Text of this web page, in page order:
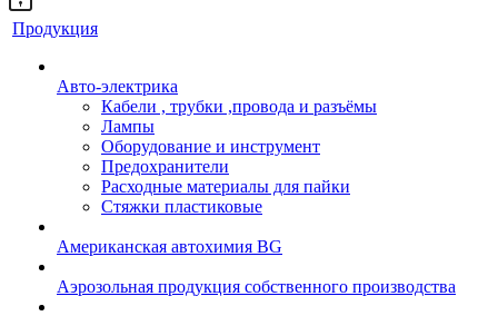
Продукция
Авто-электрика
Кабели , трубки ,провода и разъёмы
Лампы
Оборудование и инструмент
Предохранители
Расходные материалы для пайки
Стяжки пластиковые
Американская автохимия BG
Аэрозольная продукция собственного производства